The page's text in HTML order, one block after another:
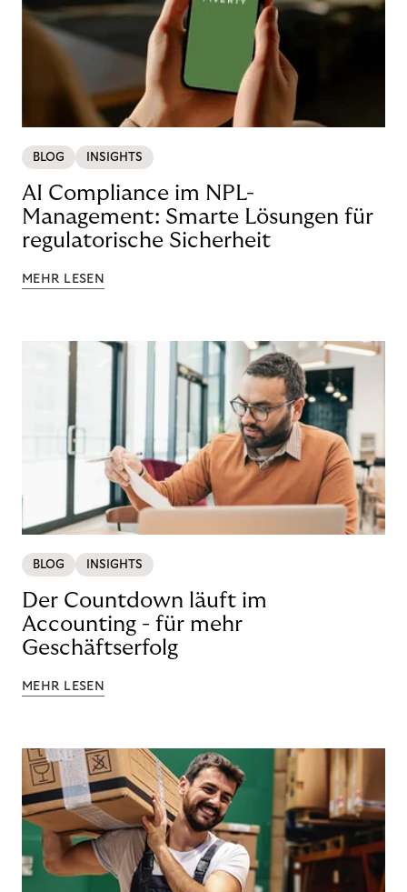
BLOG INSIGHTS
AI Compliance im NPL-
Management: Smarte Lösungen für
regulatorische Sicherheit
MEHR LESEN
BLOG INSIGHTS
Der Countdown läuft im
Accounting - für mehr
Geschäftserfolg
MEHR LESEN